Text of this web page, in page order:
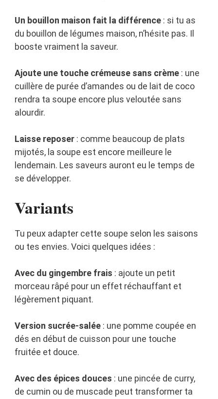
Un bouillon maison fait la différence : si tu as
du bouillon de légumes maison, n’hésite pas. Il
booste vraiment la saveur.
Ajoute une touche crémeuse sans crème : une
cuillère de purée d’amandes ou de lait de coco
rendra ta soupe encore plus veloutée sans
alourdir.
Laisse reposer : comme beaucoup de plats
mijotés, la soupe est encore meilleure le
lendemain. Les saveurs auront eu le temps de
se développer.
Variants
Tu peux adapter cette soupe selon les saisons
ou tes envies. Voici quelques idées :
Avec du gingembre frais : ajoute un petit
morceau râpé pour un effet réchauffant et
légèrement piquant.
Version sucrée-salée : une pomme coupée en
dés en début de cuisson pour une touche
fruitée et douce.
Avec des épices douces : une pincée de curry,
de cumin ou de muscade peut transformer ta